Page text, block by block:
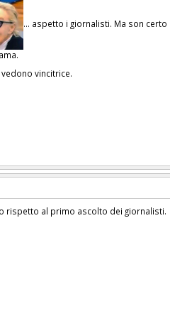
… aspetto i giornalisti. Ma son certo
vincitrice.
rispetto al primo ascolto dei giornalisti.